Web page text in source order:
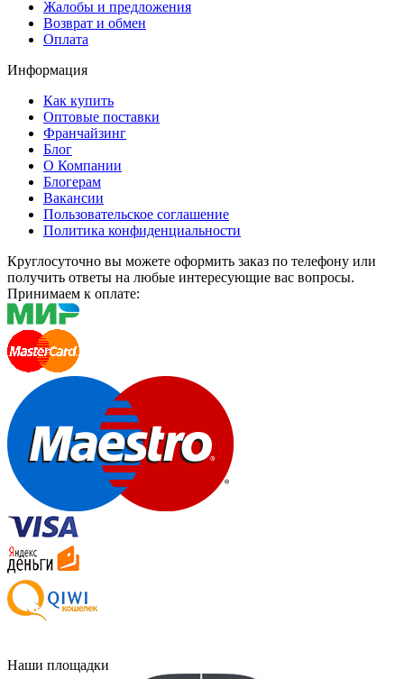
Жалобы и предложения
Возврат и обмен
Оплата
Информация
Как купить
Оптовые поставки
Франчайзинг
Блог
О Компании
Блогерам
Вакансии
Пользовательское соглашение
Политика конфиденциальности
Круглосуточно вы можете оформить заказ по телефону или
получить ответы на любые интересующие вас вопросы.
Принимаем к оплате:
Наши площадки